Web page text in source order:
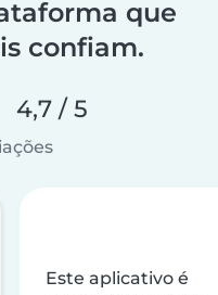
que
confiam.
4,7 / 5
Este aplicativo é